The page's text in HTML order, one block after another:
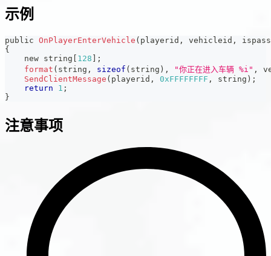
示例
public OnPlayerEnterVehicle ( playerid , vehicleid ,
{
    new string
128
;
format ( string , sizeof ( string ) , "你正在进入车辆 %i" ,
SendClientMessage ( playerid , 0xFFFFFFFF , string ) ;
return
1 ;
}
注意事项